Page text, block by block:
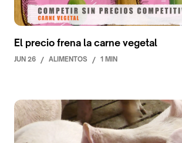
El precio frena la carne vegetal
JUN 26 / ALIMENTOS / 1 MIN